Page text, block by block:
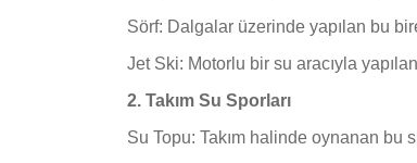
Sörf: Dalgalar üzerinde yapılan bu
Jet Ski: Motorlu bir su aracıyla
2. Takım Su Sporları
Su Topu: Takım halinde oynanan bu